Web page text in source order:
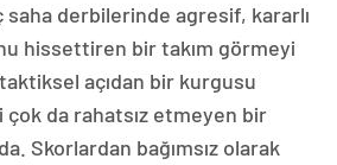
derbilerinde agresif, kararlı
hissettiren bir takım görmeyi
açıdan bir kurgusu
da rahatsız etmeyen bir
Skorlardan bağımsız olarak